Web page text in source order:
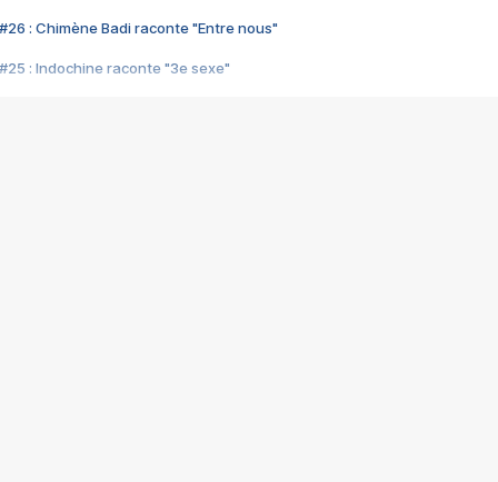
#26 : Chimène Badi raconte "Entre nous"
#25 : Indochine raconte "3e sexe"